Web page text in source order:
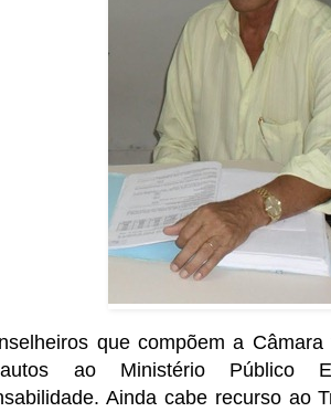
que compõem a
ao Ministério Público
Ainda cabe recurso ao